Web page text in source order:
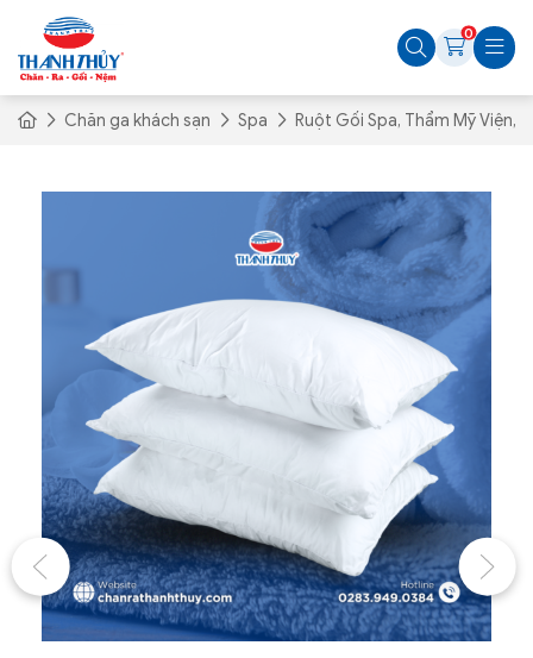
0
Chăn ga khách sạn Spa Ruột Gối Spa, Thẩm Mỹ Viện,